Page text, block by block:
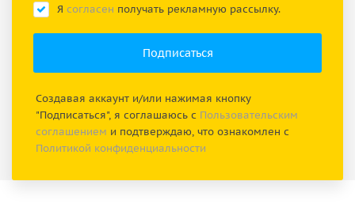
Я согласен получать рекламную рассылку.
Создавая аккаунт и/или нажимая кнопку
"Подписаться", я соглашаюсь с Пользовательским
соглашением и подтверждаю, что ознакомлен с
Политикой конфиденциальности